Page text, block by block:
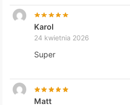
Karol
24 kwietnia 2026
Super
Matt